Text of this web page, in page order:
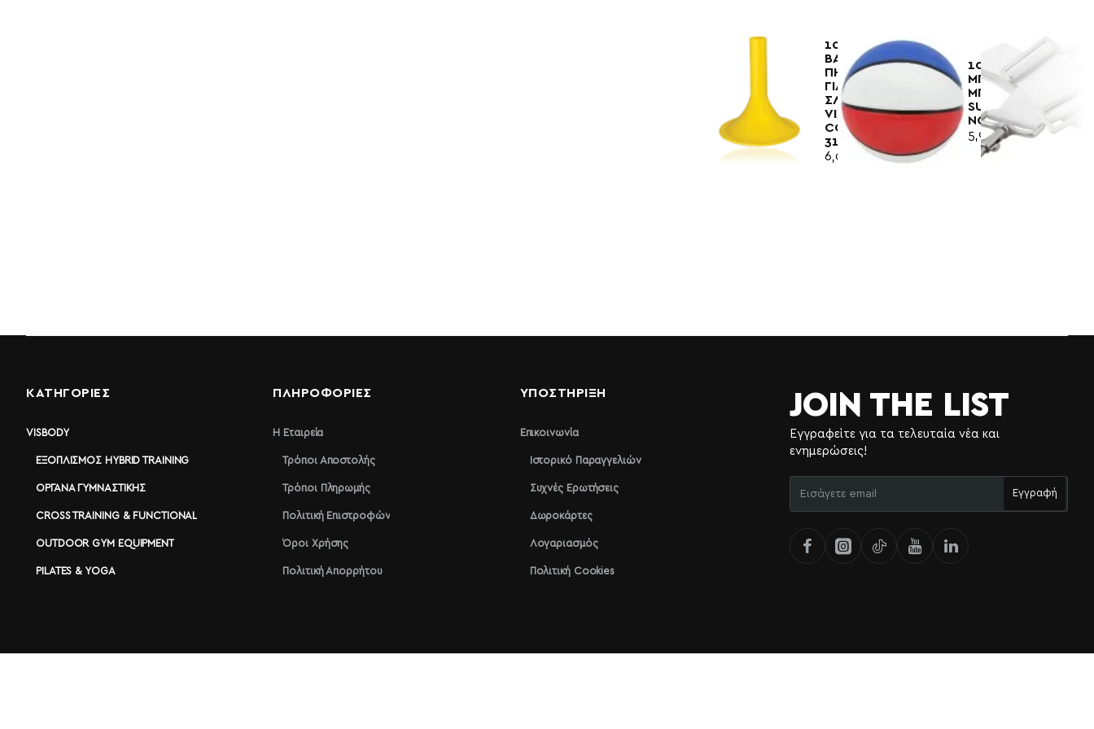
100510
ΒΑΣΗ
ΠΗΧΕΩΝ
ΓΙΑ
ΣΛΑΛΟΜ
VIXEN
CODE
3142
6,00€
100555
ΜΠΑΛΑ
ΜΠΑΣΚΕΤ
SUPA
NO7
5,90€
ΚΑΤΗΓΟΡΙΕΣ
VISBODY
ΕΞΟΠΛΙΣΜΌΣ HYBRID TRAINING
ΌΡΓΑΝΑ ΓΥΜΝΑΣΤΙΚΉΣ
CROSS TRAINING & FUNCTIONAL
OUTDOOR GYM EQUIPMENT
PILATES & YOGA
ΠΛΗΡΟΦΟΡΊΕΣ
Η Εταιρεία
Τρόποι Αποστολής
Τρόποι Πληρωμής
Πολιτική Επιστροφών
Όροι Χρήσης
Πολιτική Απορρήτου
ΥΠΟΣΤΉΡΙΞΗ
Επικοινωνία
Ιστορικό Παραγγελιών
Συχνές Ερωτήσεις
Δωροκάρτες
Λογαριασμός
Πολιτική Cookies
JOIN THE LIST
Εγγραφείτε για τα τελευταία νέα και
ενημερώσεις!
email
Εγγραφή